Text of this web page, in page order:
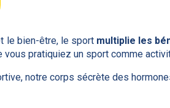
le bien-être, le sport multiplie les
vous pratiquiez un sport comme
notre corps sécrète des